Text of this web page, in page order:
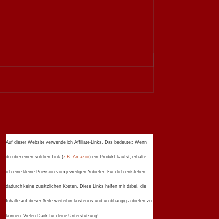
Auf dieser Website verwende ich Affiliate-Links. Das bedeutet: Wenn
du über einen solchen Link (z.B. Amazon) ein Produkt kaufst, erhalte
ich eine kleine Provision vom jeweiligen Anbieter. Für dich entstehen
dadurch keine zusätzlichen Kosten. Diese Links helfen mir dabei, die
Inhalte auf dieser Seite weiterhin kostenlos und unabhängig anbieten zu
können. Vielen Dank für deine Unterstützung!